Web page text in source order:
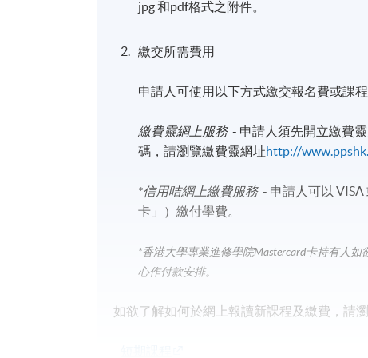
jpg 和pdf格式之附件。
繳交所需費用
申請人可使用以下方式繳交報名費或課
繳費靈網上服務- 申請人須先開立繳費
碼，請瀏覽繳費靈網址http://
*信用咭網上繳費服務- 申請人可以 VISA
卡」）繳付學費。
*香港大學專業進修學院Mastercard卡持有人如
心作付款安排。
如欲了解如何於網上報讀新課程及繳費，請